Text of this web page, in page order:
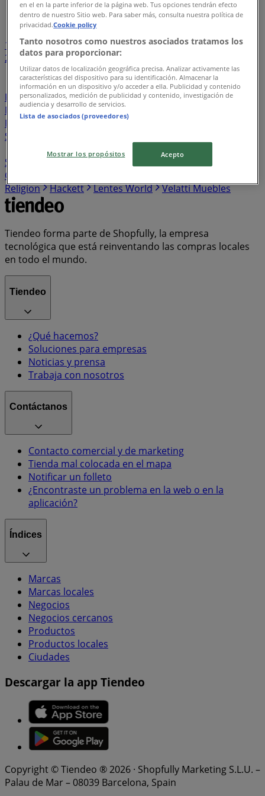
Índice de negocios en San Juan del Río (Querétaro)
1
...
22
23242526
Sushi Zone
Toogino’s Pizza Audio Mundo
Jaguar
Porsche
Alfa Romeo Touché
Convergram
Mustache
Lombok El Califa
Pujol
Bulgari Charolo
Sindo Outdoor
Blu Lagoon
Destination Maternity
Shark
Cherry Pink Vilebrequin
Max Mara
Cyber Puerta
Religion
Hackett Lentes World Velatti Muebles
Tiendeo forma parte de Shopfully, la empresa
tecnológica que está reinventando las compras locales
en todo el mundo.
Tiendeo
¿Qué hacemos?
Soluciones para empresas
Noticias y prensa
Trabaja con nosotros
Contáctanos
Contacto comercial y de marketing
Tienda mal colocada en el mapa
Notificar un folleto
¿Encontraste un problema en la web o en la
aplicación?
Índices
Marcas
Marcas locales
Negocios
Negocios cercanos
Productos
Productos locales
Ciudades
Descargar la app Tiendeo
Copyright © Tiendeo ® 2026 · Shopfully Marketing S.L.U. –
Palau de Mar – 08039 Barcelona, Spain
en el en la parte inferior de la página web. Tus opciones tendrán efecto
dentro de nuestro Sitio web. Para saber más, consulta nuestra política de
privacidad.Cookie policy
Tanto nosotros como nuestros asociados tratamos los
datos para proporcionar:
Utilizar datos de localización geográfica precisa. Analizar activamente las
características del dispositivo para su identificación. Almacenar la
información en un dispositivo y/o acceder a ella. Publicidad y contenido
personalizados, medición de publicidad y contenido, investigación de
audiencia y desarrollo de servicios.
Lista de asociados (proveedores)
Mostrar los propósitos Acepto